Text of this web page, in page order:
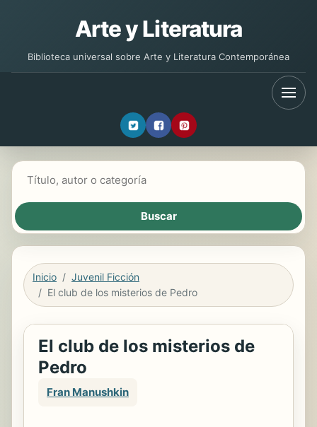
Arte y Literatura
Biblioteca universal sobre Arte y Literatura Contemporánea
Inicio
Juvenil Ficción
El club de los misterios de Pedro
El club de los misterios de
Pedro
Fran Manushkin